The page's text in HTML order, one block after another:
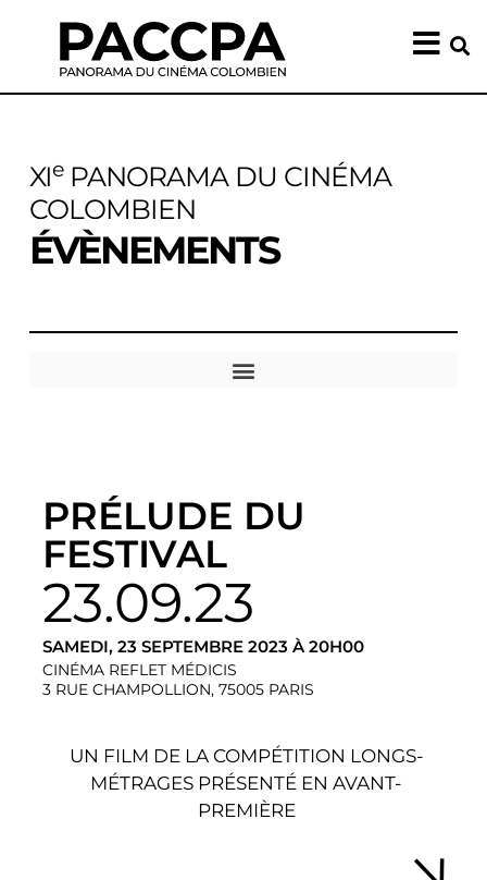
XIePANORAMA DU CINÉMA
COLOMBIEN​
ÉVÈNEMENTS
PRÉLUDE DU
FESTIVAL
23.09.23
SAMEDI, 23 SEPTEMBRE 2023 À 20H00
CINÉMA REFLET MÉDICIS
3 RUE CHAMPOLLION, 75005 PARIS
UN FILM DE LA COMPÉTITION LONGS-
MÉTRAGES PRÉSENTÉ EN AVANT-
PREMIÈRE